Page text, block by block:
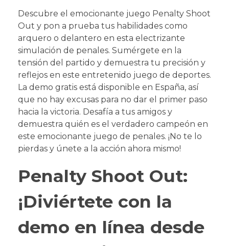
Descubre el emocionante juego Penalty Shoot
Out y pon a prueba tus habilidades como
arquero o delantero en esta electrizante
simulación de penales. Sumérgete en la
tensión del partido y demuestra tu precisión y
reflejos en este entretenido juego de deportes.
La demo gratis está disponible en España, así
que no hay excusas para no dar el primer paso
hacia la victoria. Desafía a tus amigos y
demuestra quién es el verdadero campeón en
este emocionante juego de penales. ¡No te lo
pierdas y únete a la acción ahora mismo!
Penalty Shoot Out:
¡Diviértete con la
demo en línea desde